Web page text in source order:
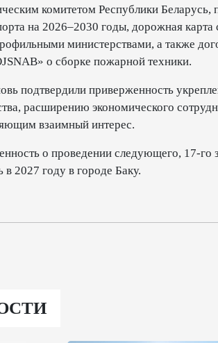
комитетом Республики Беларусь,
на 2026–2030 годы, дорожная
министерствами, а также
о сборке пожарной техники.
подтвердили приверженность
расширению экономического
взаимный интерес.
о проведении следующего, 17-
2027 году в городе Баку.